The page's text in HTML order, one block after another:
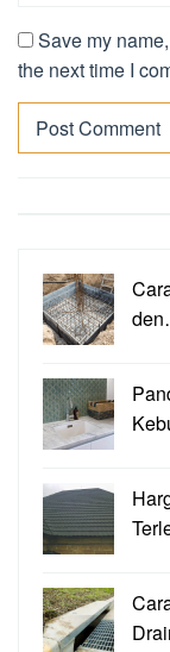
Save my
the next time I